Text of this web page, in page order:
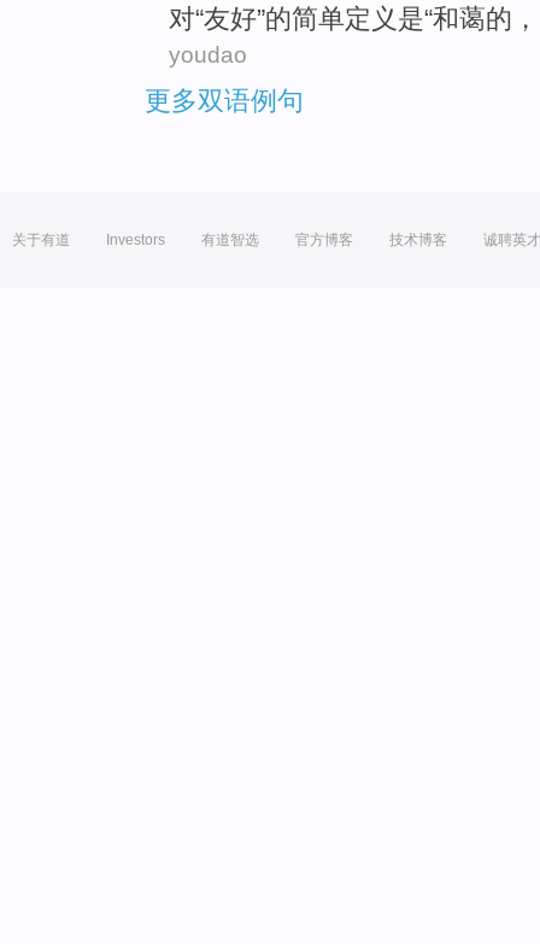
对“友好”的简单定义 是“和蔼的，
youdao
更多双语例句
关于有道 Investors 有道智选 官方博客 技术博客 诚聘英才